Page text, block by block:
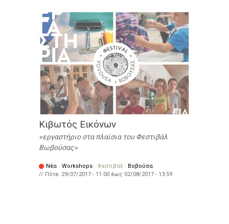
Κιβωτός Εικόνων
εργαστήριο στα πλαίσια του Φεστιβάλ
Βωβούσας
Νέα · Workshops · Φεστιβάλ · Βοβούσα
// Πότε: 29/07/2017 - 11:00 έως 02/08/2017 - 13:59